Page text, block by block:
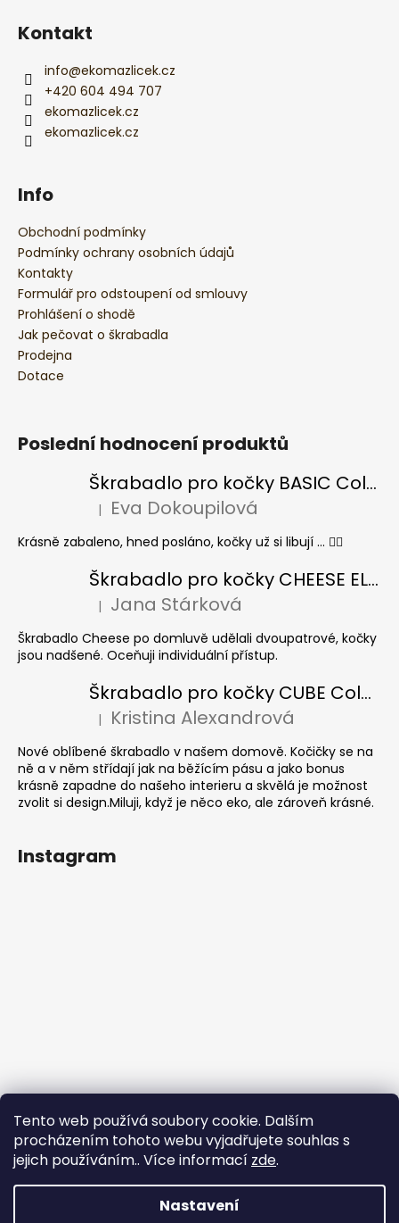
Tento web používá soubory cookie. Dalším
procházením tohoto webu vyjadřujete souhlas s
jejich používáním.. Více informací zde.
Nastavení
Kontakt
info@ekomazlicek.cz
+420 604 494 707
ekomazlicek.cz
ekomazlicek.cz
Info
Obchodní podmínky
Podmínky ochrany osobních údajů
Kontakty
Formulář pro odstoupení od smlouvy
Prohlášení o shodě
Jak pečovat o škrabadla
Prodejna
Dotace
Poslední hodnocení produktů
Škrabadlo pro kočky BASIC Colour
Hodnocení produktu je 5 z 5 hvězdiček.
| Eva Dokoupilová
Krásně zabaleno, hned posláno, kočky už si libují ... 👍🏻
Škrabadlo pro kočky CHEESE ELIPSE colour
Hodnocení produktu je 5 z 5 hvězdiček.
| Jana Stárková
Škrabadlo Cheese po domluvě udělali dvoupatrové, kočky
jsou nadšené. Oceňuji individuální přístup.
Škrabadlo pro kočky CUBE Colour
Hodnocení produktu je 5 z 5 hvězdiček.
| Kristina Alexandrová
Nové oblíbené škrabadlo v našem domově. Kočičky se na
ně a v něm střídají jak na běžícím pásu a jako bonus
krásně zapadne do našeho interieru a skvělá je možnost
zvolit si design.Miluji, když je něco eko, ale zároveň krásné.
Instagram